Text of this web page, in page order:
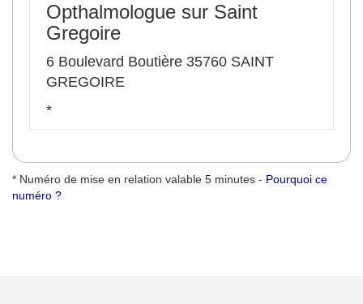
Opthalmologue sur Saint
Gregoire
6 Boulevard Boutière 35760 SAINT
GREGOIRE
*
* Numéro de mise en relation valable 5 minutes - Pourquoi ce
numéro ?